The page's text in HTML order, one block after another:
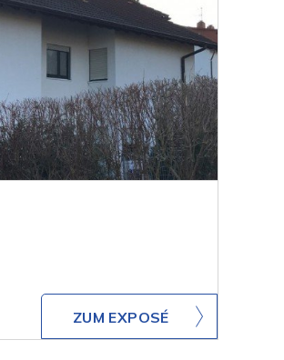
ZUM EXPOSÉ